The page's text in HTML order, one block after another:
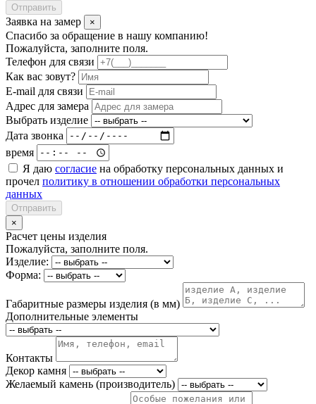
Отправить
Заявка на замер ×
Спасибо за обращение в нашу компанию!
Пожалуйста, заполните поля.
Телефон для связи
Как вас зовут?
E-mail для связи
Адрес для замера
Выбрать изделие
Дата звонка
время
Я даю согласие на обработку персональных данных и
прочел политику в отношении обработки персональных
данных
Отправить
×
Расчет цены изделия
Пожалуйста, заполните поля.
Изделие:
Форма:
Габаритные размеры изделия (в мм)
Дополнительные элементы
Контакты
Декор камня
Желаемый камень (производитель)